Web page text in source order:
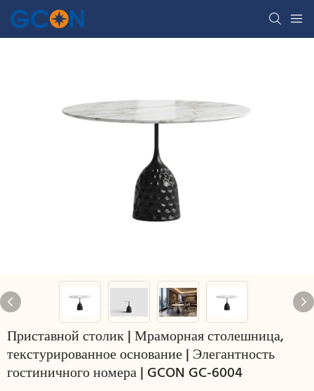
Приставной столик | Мраморная столешница,
текстурированное основание | Элегантность
гостиничного номера | GCON GC-6004